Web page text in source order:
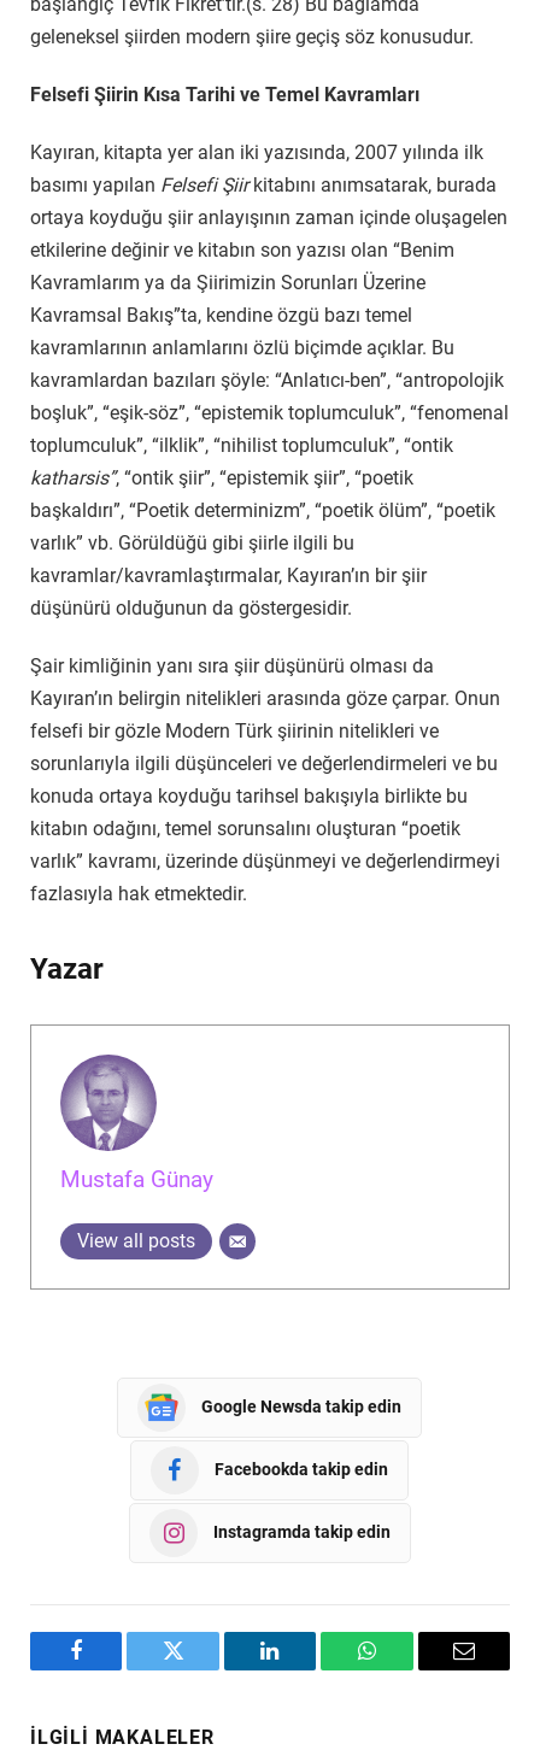
başlangıç Tevfik Fikret’tir.(s. 28) Bu bağlamda
geleneksel şiirden modern şiire geçiş söz konusudur.
Felsefi Şiirin Kısa Tarihi ve Temel Kavramları
Kayıran, kitapta yer alan iki yazısında, 2007 yılında ilk
basımı yapılan Felsefi Şiirkitabını anımsatarak, burada
ortaya koyduğu şiir anlayışının zaman içinde oluşagelen
etkilerine değinir ve kitabın son yazısı olan “Benim
Kavramlarım ya da Şiirimizin Sorunları Üzerine
Kavramsal Bakış”ta, kendine özgü bazı temel
kavramlarının anlamlarını özlü biçimde açıklar. Bu
kavramlardan bazıları şöyle: “Anlatıcı-ben”, “antropolojik
boşluk”, “eşik-söz”, “epistemik toplumculuk”, “fenomenal
toplumculuk”, “ilklik”, “nihilist toplumculuk”, “ontik
katharsis”, “ontik şiir”, “epistemik şiir”, “poetik
başkaldırı”, “Poetik determinizm”, “poetik ölüm”, “poetik
varlık” vb. Görüldüğü gibi şiirle ilgili bu
kavramlar/kavramlaştırmalar, Kayıran’ın bir şiir
düşünürü olduğunun da göstergesidir.
Şair kimliğinin yanı sıra şiir düşünürü olması da
Kayıran’ın belirgin nitelikleri arasında göze çarpar. Onun
felsefi bir gözle Modern Türk şiirinin nitelikleri ve
sorunlarıyla ilgili düşünceleri ve değerlendirmeleri ve bu
konuda ortaya koyduğu tarihsel bakışıyla birlikte bu
kitabın odağını, temel sorunsalını oluşturan “poetik
varlık” kavramı, üzerinde düşünmeyi ve değerlendirmeyi
fazlasıyla hak etmektedir.
Yazar
Mustafa Günay
View all posts
Google Newsda takip edin
Facebookda takip edin
Instagramda takip edin
Facebook Twitter LinkedIn WhatsAppEmail
İLGILI MAKALELER